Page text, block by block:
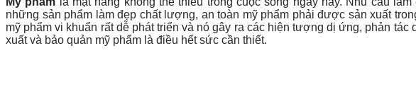
những sản phẩm làm đẹp chất lượng, an toàn mỹ phẩm phải được sản xuất
mỹ phẩm vi khuẩn rất dễ phát triển và nó gây ra các hiện tượng dị ứng, phản
xuất và bảo quản mỹ phẩm là điều hết sức cần thiết.